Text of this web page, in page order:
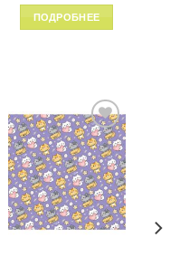
ПОДРОБНЕЕ
Добавить
в список
желаний